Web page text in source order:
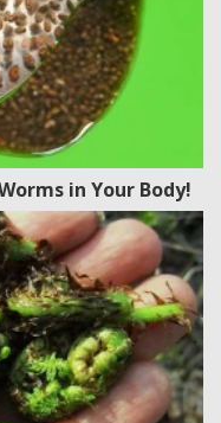
in Your Body!